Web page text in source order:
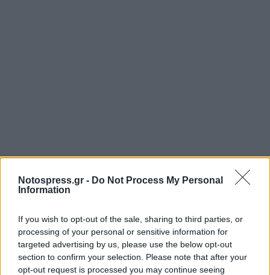
Notospress.gr - Do Not Process My Personal
Information
If you wish to opt-out of the sale, sharing to third parties, or
processing of your personal or sensitive information for
targeted advertising by us, please use the below opt-out
section to confirm your selection. Please note that after your
opt-out request is processed you may continue seeing